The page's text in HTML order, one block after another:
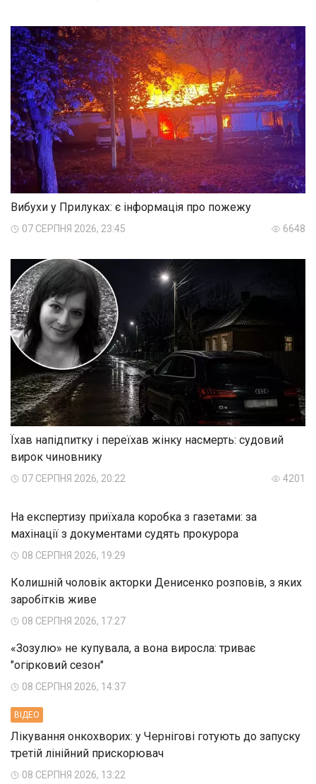
Вибухи у Прилуках: є інформація про пожежу
07 СЕРПНЯ 2026, 23:45 6648
Їхав напідпитку і переїхав жінку насмерть: судовий
вирок чиновнику
07 СЕРПНЯ 2026, 20:22 4201
На експертизу приїхала коробка з газетами: за
махінації з документами судять прокурора
08 СЕРПНЯ 2026, 19:29
Колишній чоловік акторки Денисенко розповів, з яких
заробітків живе
08 СЕРПНЯ 2026, 17:27
«Зозулю» не купувала, а вона виросла: триває
"огірковий сезон"
08 СЕРПНЯ 2026, 14:37
ВIДЕО
Лікування онкохворих: у Чернігові готують до запуску
третій лінійний прискорювач
08 СЕРПНЯ 2026, 13:22